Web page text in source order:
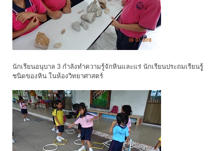
นักเรียนอนุบาล 3 กำลังทำความรู้จักหินและแร่ นักเรียนประถมเรียนรูู้
ชนิดของหิน ในห้องวิทยาศาสตร์